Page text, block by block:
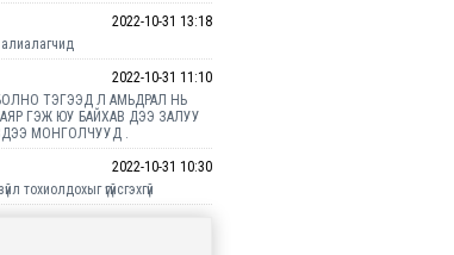
2022-10-31 13:18
2022-10-31 11:10
ТЭГЭЭД Л АМЬДРАЛ НЬ
ГЭЖ ЮУ БАЙХАВ ДЭЭ ЗАЛУУ
МОНГОЛЧУУД .
2022-10-31 10:30
үгүйсгэхгүй